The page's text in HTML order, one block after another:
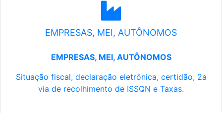
EMPRESAS, MEI, AUTÔNOMOS
EMPRESAS, MEI, AUTÔNOMOS
Situação fiscal, declaração eletrônica, certidão, 2a
via de recolhimento de ISSQN e Taxas.